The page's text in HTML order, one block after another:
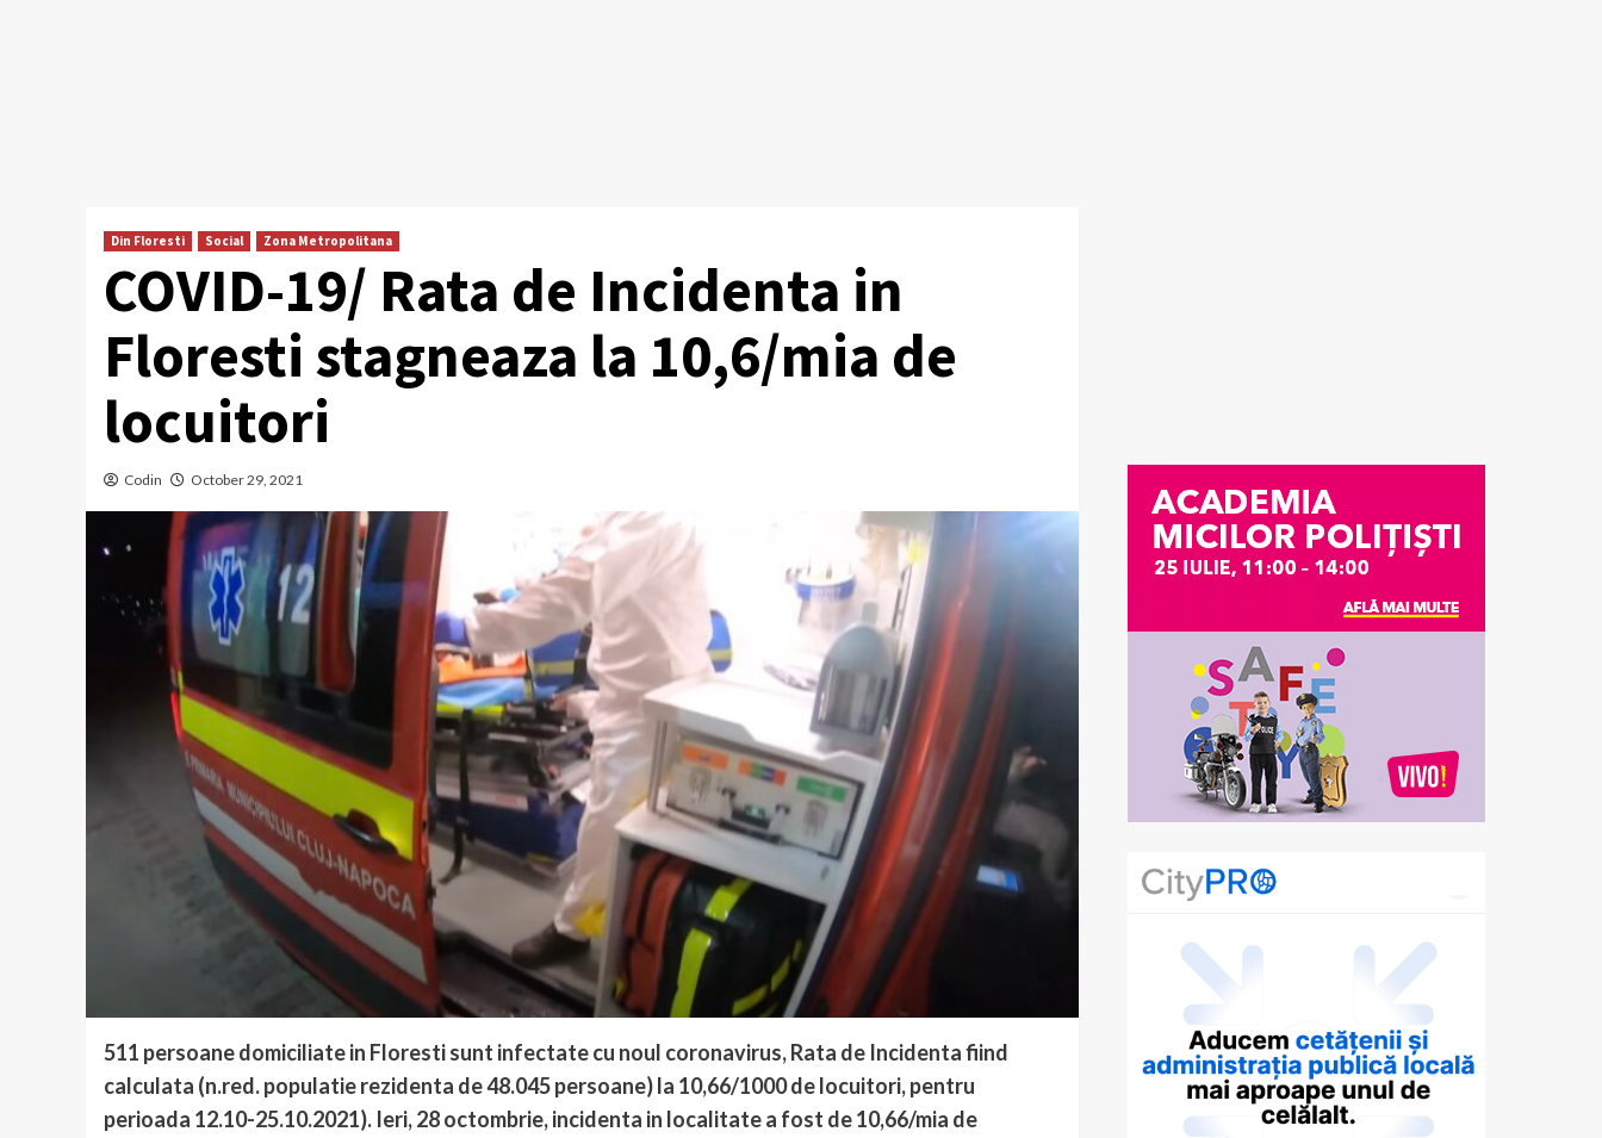
Din Floresti Social Zona Metropolitana
COVID-19/ Rata de Incidenta in
Floresti stagneaza la 10,6/mia de
locuitori
Codin October 29, 2021
511 persoane domiciliate in Floresti sunt infectate cu noul coronavirus, Rata de Incidenta fiind
calculata (n.red. populatie rezidenta de 48.045 persoane) la 10,66/1000 de locuitori, pentru
perioada 12.10-25.10.2021). Ieri, 28 octombrie, incidenta in localitate a fost de 10,66/mia de